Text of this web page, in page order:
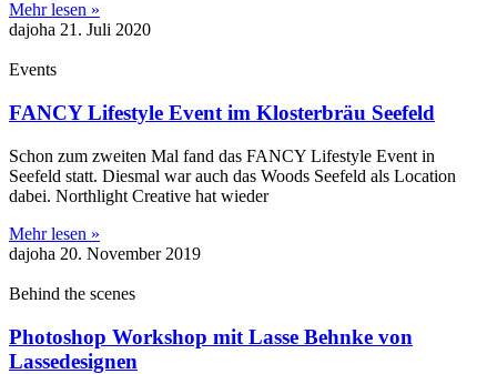
Mehr lesen »
dajoha 21. Juli 2020
Events
FANCY Lifestyle Event im Klosterbräu Seefeld
Schon zum zweiten Mal fand das FANCY Lifestyle Event in
Seefeld statt. Diesmal war auch das Woods Seefeld als Location
dabei. Northlight Creative hat wieder
Mehr lesen »
dajoha 20. November 2019
Behind the scenes
Photoshop Workshop mit Lasse Behnke von
Lassedesignen